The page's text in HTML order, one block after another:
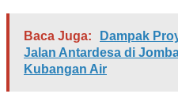
Baca Juga:
Dampak
Jalan Antardesa di
Kubangan Air